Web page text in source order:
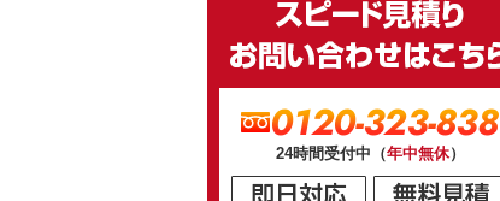
0120-323-838
24時間受付中（年中無休）